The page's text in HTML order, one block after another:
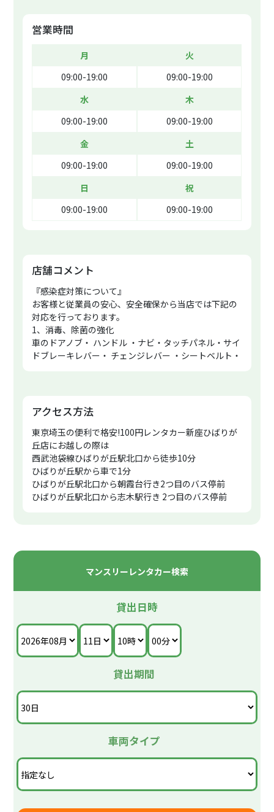
営業時間
月
09:00-19:00
火
09:00-19:00
水
09:00-19:00
木
09:00-19:00
金
09:00-19:00
土
09:00-19:00
日
09:00-19:00
祝
09:00-19:00
店舗コメント
『感染症対策について』
お客様と従業員の安心、安全確保から当店では下記の
対応を行っております。
1、消毒、除菌の強化
車のドアノブ・ ハンドル ・ナビ・タッチパネル・サイ
ドブレーキレバー・ チェンジレバー ・シートベルト・
店内の消毒、除菌、手指消毒用アルコール液の設置、
定期的の換気をしています。
2、従業員のマスクの着用
3、検温にご協力ください。
体温が37.5℃以上発熱の症状などがある方はご入店と
レンタカーの貸出をお断りさせて頂く場合がございま
す。
お客様が安心 安全で快適な運転ができるよう心掛けて
100円レンタカー新座ひばりが丘店、よろしくお願い
当社、有限会社常岡自動車は、創業(昭和33年)から地
地域に貢献できるよう、日々努力しております。
100円レンタカーと新車・中古車販売、車検・修理、
鈑金塗装、
東京海上日動、あいおいニッセイ同和損害保険代理
ちょいのりレンタカー、家族で旅行にレンタカー、ビ
ジネスにもレンタカー、荷物を運ぶ軽トラもレンタカ
ー、レンタカーなら100円レンタカー新座ひばりが丘
※当店はお車を預かる事は出来ません。近くのパーキ
ングをご利用ください。
※ご利用料金の支払いについて
・ 出発時の精算になります。カード決済、QRコード
決済(PayPay,d払い)できます。
※全車、禁煙車です。ご理解お願いします。
アクセス方法
東京埼玉の便利で格安!100円レンタカー新座ひばりが
丘店にお越しの際は
西武池袋線ひばりが丘駅北口から徒歩10分
ひばりが丘駅から車で1分
ひばりが丘駅北口から朝霞台行き2つ目のバス停前
ひばりが丘駅北口から志木駅行き 2つ目のバス停前
新座駅から車で20分
田無駅から車で10分
志木駅から西武バスひばりが丘駅行き 栗原郵便局前す
朝霞台駅から西武バスひばりが丘駅行き 栗原郵便局前
すぐ
ひばりが丘パルコから徒歩10分
マンスリーレンタカー検索
貸出日時
貸出期間
車両タイプ